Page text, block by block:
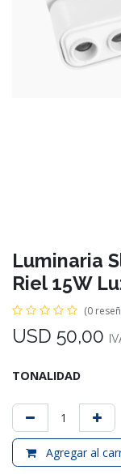
Luminaria
Riel 15W
(0
USD 50,00
TONALIDAD
Agregar al